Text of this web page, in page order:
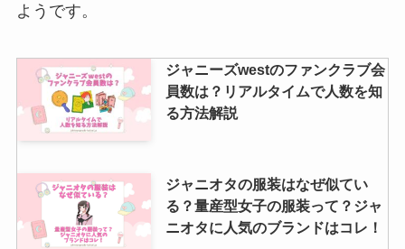
ようです。
ジャニーズwestのファンクラブ会
員数は？リアルタイムで人数を知
る方法解説
ジャニオタの服装はなぜ似てい
る？量産型女子の服装って？ジャ
ニオタに人気のブランドはコレ！